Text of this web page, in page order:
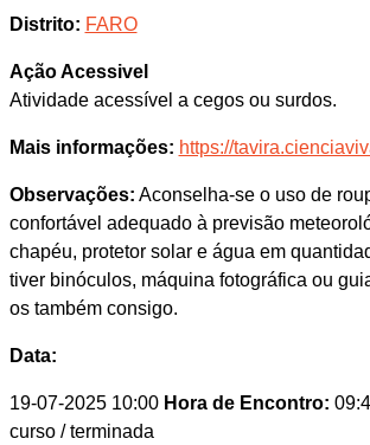
Distrito: FARO
Ação Acessivel
Atividade acessível a cegos ou surdos.
Mais informações: https://
Observações: Aconselha-se o uso de
confortável adequado à previsão
chapéu, protetor solar e água em
tiver binóculos, máquina fotográfica ou
os também consigo.
Data:
19-07-2025 10:00 Hora de Encontro:
curso / terminada